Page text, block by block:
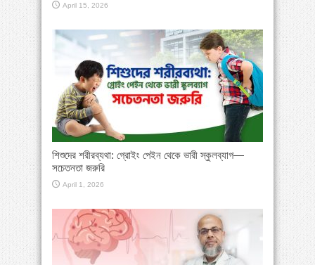
April 15, 2026
শিশুদের শরীরব্যথা: গ্রোইং পেইন থেকে ভারী স্কুলব্যাগ—
সচেতনতা জরুরি
April 1, 2026